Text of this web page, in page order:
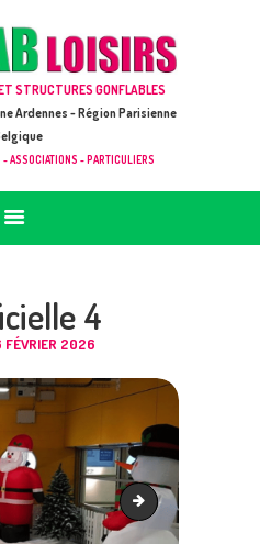
STRUCTURES GONFLABLES
Ardennes - Région Parisienne
ASSOCIATIONS - PARTICULIERS
LOISIRS
24H)
4
FÉVRIER 2026
Neige artificielle 1